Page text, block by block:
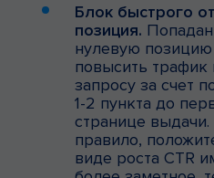
Блок быстрого
позиция.
нулевую позицию
повысить трафик
запросу за счет
1-2 пункта до
странице
правило,
виде роста CTR